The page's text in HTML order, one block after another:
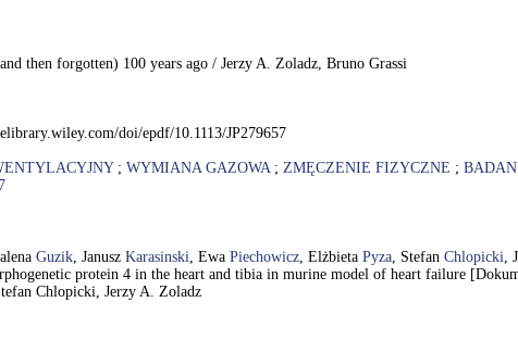
then forgotten) 100 years ago / Jerzy A. Zoladz, Bruno Grassi
doi/epdf/10.1113/JP279657
; WYMIANA GAZOWA; ZMĘCZENIE FIZYCZNE ;
Guzik, Janusz Karasinski, Ewa Piechowicz, Elżbieta Pyza, Stefan Chlopicki,
protein 4 in the heart and tibia in murine model of heart failure
Chlopicki, Jerzy A. Zoladz